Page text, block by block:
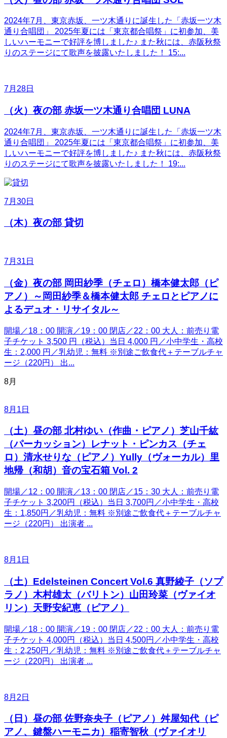
2024年7月、東京赤坂、一ツ木通りに誕生した「赤坂一ツ木
通り合唱団」 2025年夏には「東京都合唱祭」に初参加、美
しいハーモニーで好評を博しました♪ また秋には、赤阪秋祭
りのステージにて歌声を披露いたしました！ 15:...
7月28日
（火）夜の部 赤坂一ツ木通り合唱団 LUNA
2024年7月、東京赤坂、一ツ木通りに誕生した「赤坂一ツ木
通り合唱団」 2025年夏には「東京都合唱祭」に初参加、美
しいハーモニーで好評を博しました♪ また秋には、赤阪秋祭
りのステージにて歌声を披露いたしました！ 19:...
7月30日
（木）夜の部 貸切
7月31日
（金）夜の部 岡田紗季（チェロ）橋本健太郎（ピ
アノ）～岡田紗季＆橋本健太郎 チェロとピアノに
よるデュオ・リサイタル～
開場／18：00 開演／19：00 閉店／22：00 大人：前売り電
子チケット 3,500 円（税込）当日 4,000 円／小中学生・高校
生：2,000 円／乳幼児：無料 ※別途ご飲食代＋テーブルチャ
ージ（220円） 出...
8月
8月1日
（土）昼の部 北村ゆい（作曲・ピアノ）芝山千紘
（パーカッション）レナット・ピンカス（チェ
ロ）清水せりな（ピアノ）Yully（ヴォーカル）里
地帰（和胡）音の宝石箱 Vol. 2
開場／12：00 開演／13：00 閉店／15：30 大人：前売り電
子チケット 3,200円（税込）当日 3,700円／小中学生・高校
生：1,850円／乳幼児：無料 ※別途ご飲食代＋テーブルチャ
ージ（220円） 出演者 ...
8月1日
（土）Edelsteinen Concert Vol.6 真野綾子（ソプ
ラノ）木村雄太（バリトン）山田玲菜（ヴァイオ
リン）天野安紀恵（ピアノ）
開場／18：00 開演／19：00 閉店／22：00 大人：前売り電
子チケット 4,000円（税込）当日 4,500円／小中学生・高校
生：2,250円／乳幼児：無料 ※別途ご飲食代＋テーブルチャ
ージ（220円） 出演者 ...
8月2日
（日）昼の部 佐野奈央子（ピアノ）舛屋知代（ピ
アノ、鍵盤ハーモニカ）稲寄智秋（ヴァイオリ